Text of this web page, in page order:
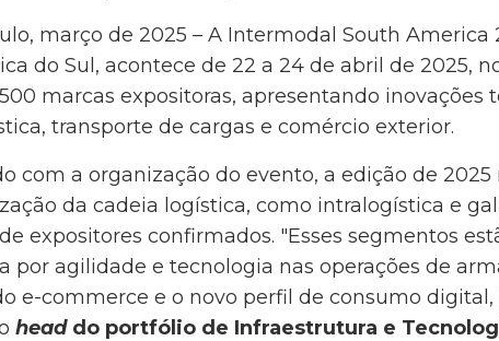
março de 2025 – A Intermodal South
do Sul, acontece de 22 a 24 de abril de 2025,
marcas expositoras, apresentando
transporte de cargas e comércio exterior.
com a organização do evento, a edição de
da cadeia logística, como intralogística e
expositores confirmados. "Esses segmentos
por agilidade e tecnologia nas operações de
e-commerce e o novo perfil de consumo
headdo portfólio de Infraestrutura e